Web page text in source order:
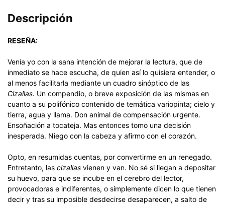
Descripción
RESEÑA:
Venía yo con la sana intención de mejorar la lectura, que de
inmediato se hace escucha, de quien así lo quisiera entender, o
al menos facilitarla mediante un cuadro sinóptico de las
Cizallas. Un compendio, o breve exposición de las mismas en
cuanto a su polifónico contenido de temática variopinta; cielo y
tierra, agua y llama. Don animal de compensación urgente.
Ensoñación a tocateja. Mas entonces tomo una decisión
inesperada. Niego con la cabeza y afirmo con el corazón.
Opto, en resumidas cuentas, por convertirme en un renegado.
Entretanto, las cizallas vienen y van. No sé si llegan a depositar
su huevo, para que se incube en el cerebro del lector,
provocadoras e indiferentes, o simplemente dicen lo que tienen
decir y tras su imposible desdecirse desaparecen, a salto de